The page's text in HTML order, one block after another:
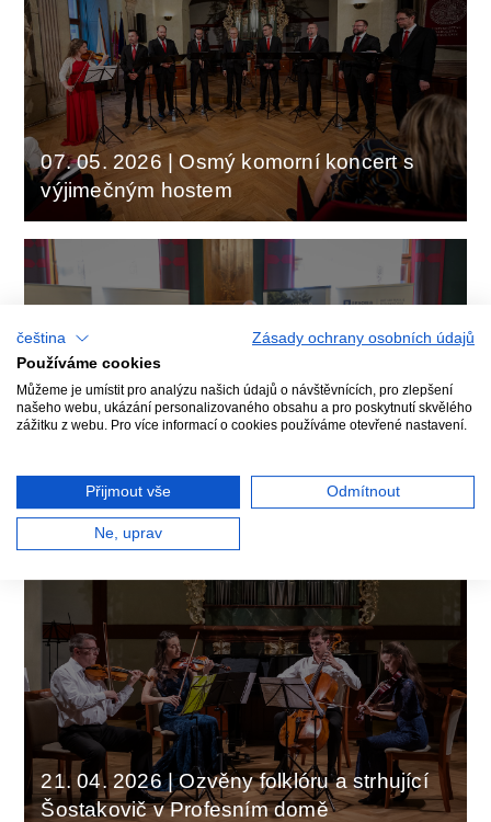
07. 05. 2026
Osmý komorní koncert s
výjimečným hostem
27. 04. 2026 |Hledáme nové kolegy -
Manažer/ka rozvoje fundraisingu
21. 04. 2026 |Ozvěny folklóru a strhující
Šostakovič v Profesním domě
čeština
Zásady ochrany osobních údajů
Používáme cookies
Můžeme je umístit pro analýzu našich údajů o návštěvnících, pro zlepšení
našeho webu, ukázání personalizovaného obsahu a pro poskytnutí skvělého
zážitku z webu. Pro více informací o cookies používáme otevřené nastavení.
Přijmout vše Odmítnout
Ne, uprav